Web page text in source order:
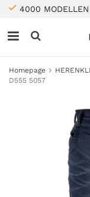
4000 MODELLEN
Homepage
D555 5057